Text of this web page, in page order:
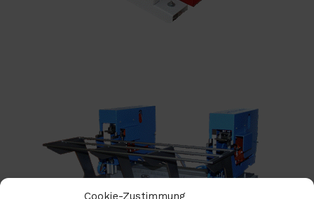
Cookie-Zustimmung